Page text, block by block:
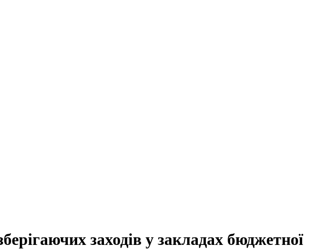
заходів у закладах бюджетної